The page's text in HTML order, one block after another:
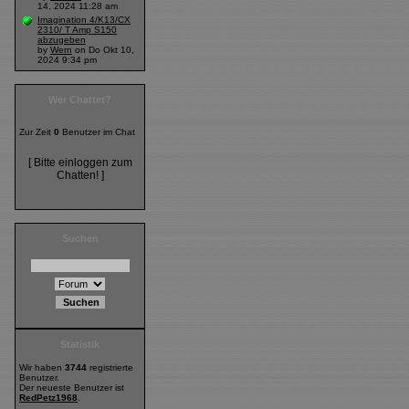
14, 2024 11:28 am
Imagination 4/K13/CX
2310/ T Amp S150
abzugeben
by Wern on Do Okt 10,
2024 9:34 pm
Zur Zeit 0 Benutzer im Chat
[ Bitte einloggen zum
Chatten! ]
Wir haben 3744 registrierte
Benutzer.
Der neueste Benutzer ist
RedPetz1968